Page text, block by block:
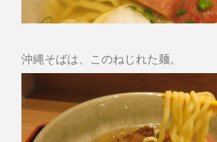
沖縄そばは、このねじれた麺。